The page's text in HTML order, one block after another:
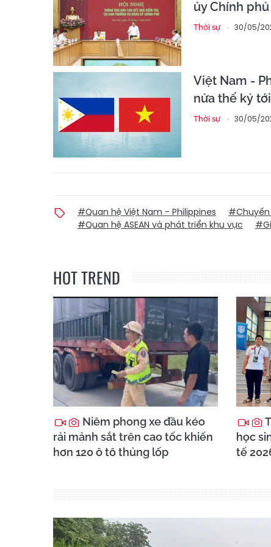
ủy Chính phủ
Thời sự 30/05/
Việt Nam -
nửa thế kỷ tới
Thời sự 30/05/
#Quan hệ Việt Nam - Philippines
#Quan hệ ASEAN và phát triển khu vực
HOT TREND
Niêm phong xe đầu kéo
rải mảnh sắt trên cao tốc khiến
hơn 120 ô tô thủng lốp
học
tế